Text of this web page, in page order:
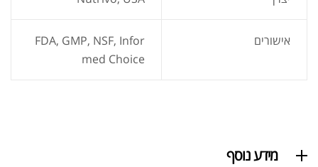
אישורים
FDA, GMP, NSF, Infor
med Choice
מידע נוסף